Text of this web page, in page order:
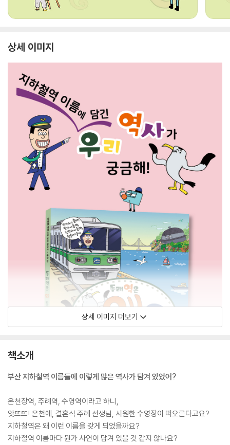
상세 이미지
상세 이미지 더보기
책소개
부산 지하철역 이름들에 이렇게 많은 역사가 담겨 있었어?
온천장역, 주례역, 수영역이라고 하니,
앗뜨뜨! 온천에, 결혼식 주례 선생님, 시원한 수영장이 떠오른다고요?
지하철역은 왜 이런 이름을 갖게 되었을까요?
지하철역 이름마다 뭔가 사연이 담겨 있을 것 같지 않나요?